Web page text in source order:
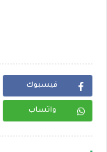
فيسبوك
واتساب